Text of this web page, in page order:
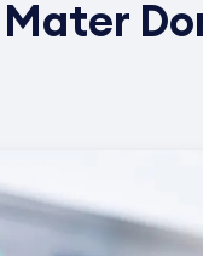
Mater